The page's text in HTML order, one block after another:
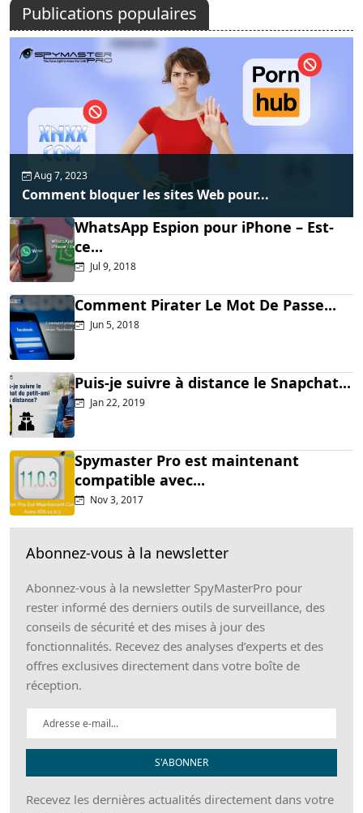
Publications populaires
Aug 7, 2023
Comment bloquer les sites Web pour...
WhatsApp Espion pour iPhone – Est-
ce...
Jul 9, 2018
Comment Pirater Le Mot De Passe...
Jun 5, 2018
Puis-je suivre à distance le Snapchat...
Jan 22, 2019
Spymaster Pro est maintenant
compatible avec...
Nov 3, 2017
Abonnez-vous à la newsletter
Abonnez-vous à la newsletter SpyMasterPro pour
rester informé des derniers outils de surveillance, des
conseils de sécurité et des mises à jour des
fonctionnalités. Recevez des analyses d’experts et des
offres exclusives directement dans votre boîte de
réception.
S'ABONNER
Recevez les dernières actualités directement dans votre